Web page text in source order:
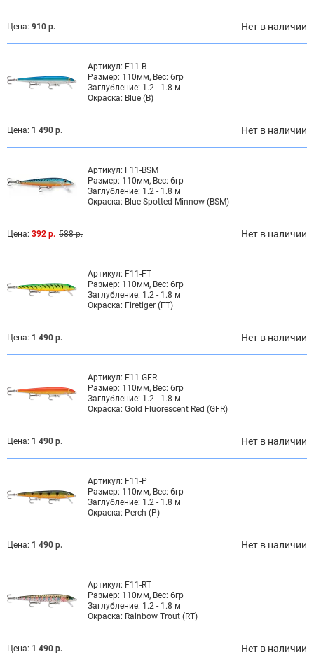
Цена: 910 р. Нет в наличии
Артикул: F11-B
Размер: 110мм, Вес: 6гр
Заглубление: 1.2 - 1.8 м
Окраска: Blue (B)
Цена: 1 490 р. Нет в наличии
Артикул: F11-BSM
Размер: 110мм, Вес: 6гр
Заглубление: 1.2 - 1.8 м
Окраска: Blue Spotted Minnow (BSM)
Цена: 392 р. 588 р. Нет в наличии
Артикул: F11-FT
Размер: 110мм, Вес: 6гр
Заглубление: 1.2 - 1.8 м
Окраска: Firetiger (FT)
Цена: 1 490 р. Нет в наличии
Артикул: F11-GFR
Размер: 110мм, Вес: 6гр
Заглубление: 1.2 - 1.8 м
Окраска: Gold Fluorescent Red (GFR)
Цена: 1 490 р. Нет в наличии
Артикул: F11-P
Размер: 110мм, Вес: 6гр
Заглубление: 1.2 - 1.8 м
Окраска: Perch (P)
Цена: 1 490 р. Нет в наличии
Артикул: F11-RT
Размер: 110мм, Вес: 6гр
Заглубление: 1.2 - 1.8 м
Окраска: Rainbow Trout (RT)
Цена: 1 490 р. Нет в наличии